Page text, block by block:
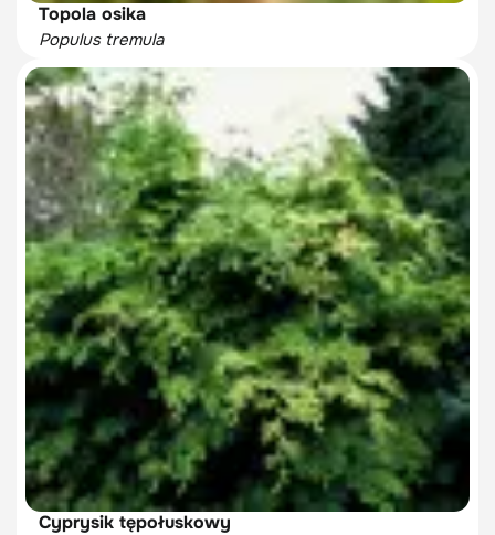
Topola osika
Populus tremula
Cyprysik tępołuskowy